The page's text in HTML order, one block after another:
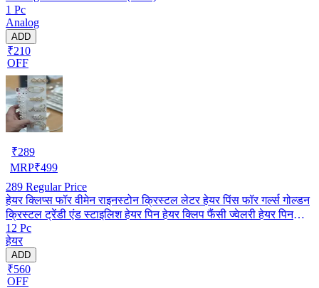
1 Pc
Analog
ADD
₹210
OFF
₹289
MRP₹499
289 Regular Price
हेयर क्लिप्स फॉर वीमेन राइनस्टोन क्रिस्टल लेटर हेयर पिंस फॉर गर्ल्स गोल्डन
क्रिस्टल ट्रेंडी एंड स्टाइलिश हेयर पिन हेयर क्लिप फैंसी ज्वेलरी हेयर पिन
(पैक ऑफ़ 12) (मल्टीकलर)
12 Pc
हेयर
ADD
₹560
OFF